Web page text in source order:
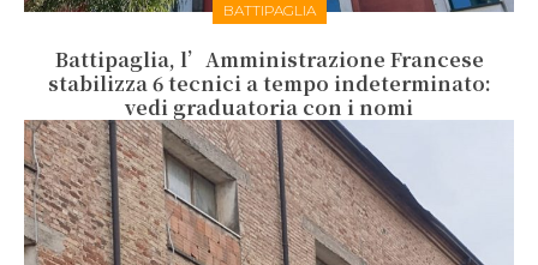
BATTIPAGLIA
Battipaglia, l’Amministrazione Francese
stabilizza 6 tecnici a tempo indeterminato:
vedi graduatoria con i nomi